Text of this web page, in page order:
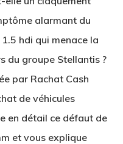
alarmant du
hdi qui menace la
du groupe Stellantis ?
par Rachat Cash
de véhicules
en détail ce défaut de
et vous explique